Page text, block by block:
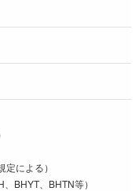
による）
BHYT、BHTN等）